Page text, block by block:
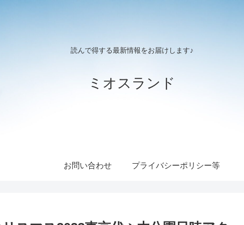
読んで得する最新情報をお届けします♪
ミオスランド
お問い合わせ プライバシーポリシー等